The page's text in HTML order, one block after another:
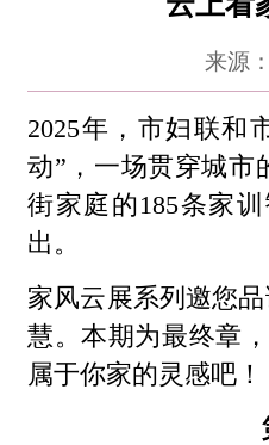
来源
2025年，市妇联和
动”，一场贯穿城市
街家庭的185条家
出。
家风云展系列邀您
慧。本期为最终章
属于你家的灵感吧！